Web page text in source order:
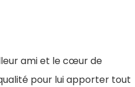
ami et le cœur de
pour lui apporter tout